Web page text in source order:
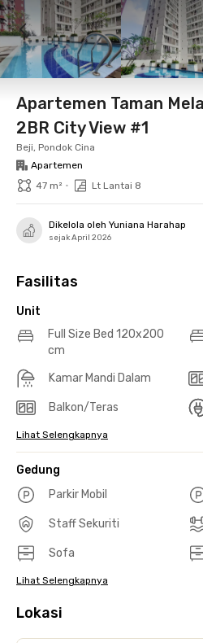
9 Agt 26 - Belum tahu
Foto Fasilitas bersama
Apartemen Taman
2BR City View #1
Beji, Pondok Cina
Apartemen
47 m² • Lt Lantai 8
Dikelola oleh Yuniana Harahap
sejak April 2026
Fasilitas
Unit
Full Size Bed 120x200
cm
Kamar Mandi Dalam
Balkon/Teras
Lihat Selengkapnya
Gedung
Parkir Mobil
Staff Sekuriti
Sofa
Lihat Selengkapnya
Lokasi